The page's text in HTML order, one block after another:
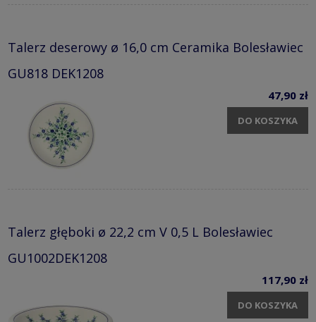
Talerz deserowy ø 16,0 cm Ceramika Bolesławiec
GU818 DEK1208
47,90 zł
DO KOSZYKA
Talerz głęboki ø 22,2 cm V 0,5 L Bolesławiec
GU1002DEK1208
117,90 zł
DO KOSZYKA